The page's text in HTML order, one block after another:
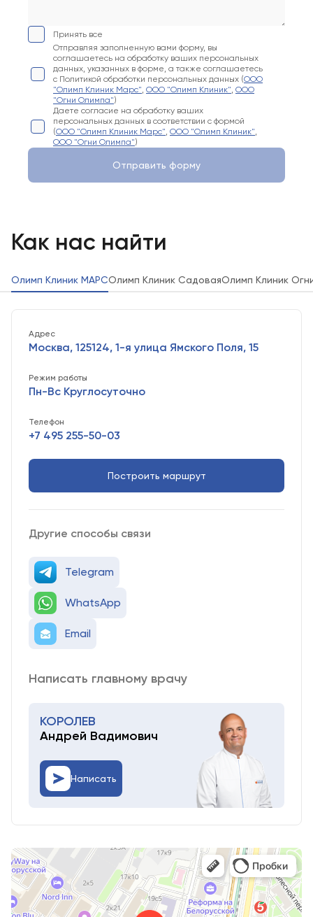
Принять все
Отправляя заполненную вами форму, вы
соглашаетесь на обработку ваших персональных
данных, указанных в форме, а также соглашаетесь
с Политикой обработки персональных данных (ООО
"Олимп Клиник Марс", ООО "Олимп Клиник", ООО
"Огни Олимпа")
Даете согласие на обработку ваших
персональных данных в соответствии с формой
(ООО "Олимп Клиник Марс", ООО "Олимп Клиник",
ООО "Огни Олимпа")
Отправить форму
Как нас найти
Олимп Клиник МАРСОлимп Клиник СадоваяОлимп Клиник
Адрес
Москва, 125124, 1-я улица Ямского Поля, 15
Режим работы
Пн-Вс Круглосуточно
Телефон
+7 495 255-50-03
Построить маршрут
Другие способы связи
Telegram
WhatsApp
Email
Написать главному врачу
КОРОЛЕВ
Андрей Вадимович
Написать